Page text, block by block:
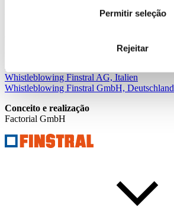
Permitir seleção
Rejeitar
Whistleblowing Finstral AG, Italien
Whistleblowing Finstral GmbH, Deutschland
Conceito e realização
Factorial GmbH